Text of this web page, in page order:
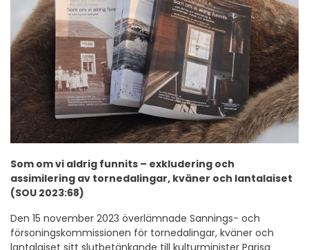
Som om vi aldrig funnits – exkludering och
assimilering av tornedalingar, kväner och lantalaiset
(SOU 2023:68)
Den 15 november 2023 överlämnade Sannings- och
försoningskommissionen för tornedalingar, kväner och
lantalaiset sitt slutbetänkande till kulturminister Parisa